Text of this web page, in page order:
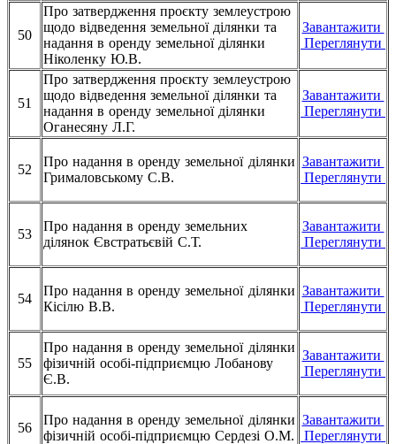
50
Про затвердження проєкту землеустрою
щодо відведення земельної ділянки та
надання в оренду земельної ділянки
Ніколенку Ю.В.
Завантажити
Переглянути
51
Про затвердження проєкту землеустрою
щодо відведення земельної ділянки та
надання в оренду земельної ділянки
Оганесяну Л.Г.
Завантажити
Переглянути
52
Про надання в оренду земельної ділянки
Грималовському С.В.
Завантажити
Переглянути
53
Про надання в оренду земельних
ділянок Євстратьєвій С.Т.
Завантажити
Переглянути
54
Про надання в оренду земельної ділянки
Кісілю В.В.
Завантажити
Переглянути
55
Про надання в оренду земельної ділянки
фізичній особі-підприємцю Лобанову
Є.В.
Завантажити
Переглянути
56
Про надання в оренду земельної ділянки
фізичній особі-підприємцю Сердезі О.М.
Завантажити
Переглянути